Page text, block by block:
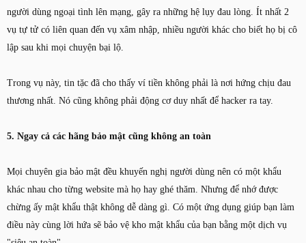
người dùng ngoại tình lên mạng, gây ra những hệ lụy đau lòng. Ít nhất 2
vụ tự tử có liên quan đến vụ xâm nhập, nhiều người khác cho biết họ bị cô
lập sau khi mọi chuyện bại lộ.
Trong vụ này, tin tặc đã cho thấy ví tiền không phải là nơi hứng chịu đau
thương nhất. Nó cũng không phải động cơ duy nhất để hacker ra tay.
5. Ngay cả các hãng bảo mật cũng không an toàn
Mọi chuyên gia bảo mật đều khuyến nghị người dùng nên có một khẩu
khác nhau cho từng website mà họ hay ghé thăm. Nhưng để nhớ được
chừng ấy mật khẩu thật không dễ dàng gì. Có một ứng dụng giúp bạn làm
điều này cùng lời hứa sẽ bảo vệ kho mật khẩu của bạn bằng một dịch vụ